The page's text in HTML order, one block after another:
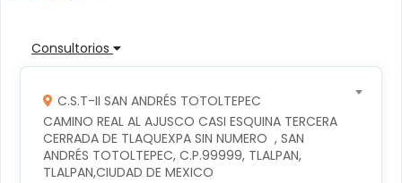
Consultorios
C.S.T-II SAN ANDRÉS TOTOLTEPEC
CAMINO REAL AL AJUSCO CASI ESQUINA TERCERA
CERRADA DE TLAQUEXPA SIN NUMERO  , SAN
ANDRÉS TOTOLTEPEC, C.P.99999, TLALPAN,
TLALPAN,CIUDAD DE MEXICO